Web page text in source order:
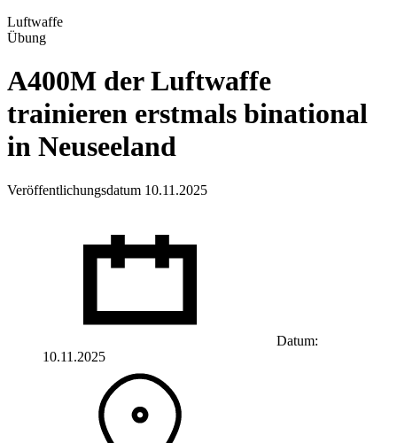
Luftwaffe
Übung
A400M der Luftwaffe
trainieren erstmals binational
in Neuseeland
Veröffentlichungsdatum 10.11.2025
Datum:
10.11.2025